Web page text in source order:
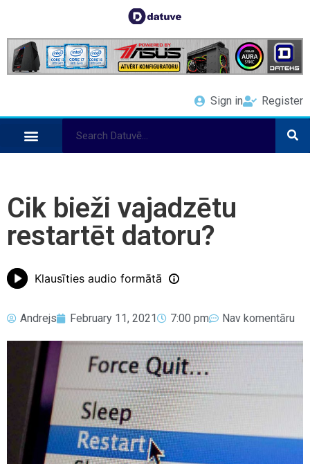
Sign in Register
Cik bieži vajadzētu
restartēt datoru?
Klausīties audio formātā
Andrejs February 11, 2021 7:00 pm Nav komentāru